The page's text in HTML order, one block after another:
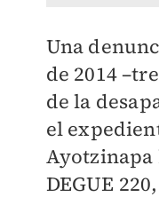
Una
de 2014
de la
el
DEGUE